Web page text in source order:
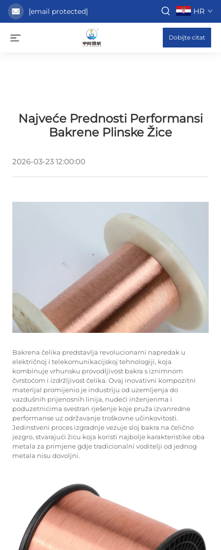
[email protected] HR
Dobijte citat
Najveće Prednosti Performansi
Bakrene Plinske Žice
2026-03-23 12:00:00
Bakrena čelika predstavlja revolucionarni napredak u
električnoj i telekomunikacijskoj tehnologiji, koja
kombinuje vrhunsku provodljivost bakra s iznimnom
čvrstoćom i izdržljivost čelika. Ovaj inovativni kompozitni
materijal promijenio je industriju od uzemljenja do
vazdušnih prijenosnih linija, nudeći inženjerima i
poduzetnicima svestran rješenje koje pruža izvanredne
performanse uz održavanje troškovne učinkovitosti.
Jedinstveni proces izgradnje vezuje sloj bakra na čelično
jezgro, stvarajući žicu koja koristi najbolje karakteristike oba
metala za primjene gdje tradicionalni voditelji od jednog
metala nisu dovoljni.